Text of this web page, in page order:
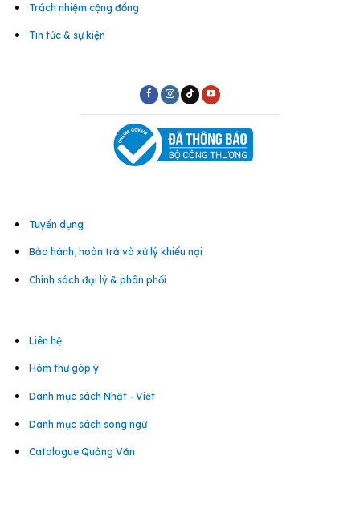
Trách nhiệm cộng đồng
Tin tức & sự kiện
Tuyển dụng
Bảo hành, hoàn trả và xử lý khiếu nại
Chính sách đại lý & phân phối
Liên hệ
Hòm thư góp ý
Danh mục sách Nhật - Việt
Danh mục sách song ngữ
Catalogue Quảng Văn